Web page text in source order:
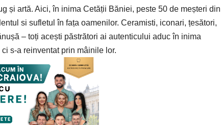
și artă. Aici, în inima Cetății Băniei, peste 50 de meșteri din
si sufletul în fața oamenilor. Ceramisti, iconari, țesători,
– toți acești păstrători ai autenticului aduc în inima
s-a reinventat prin mâinile lor.